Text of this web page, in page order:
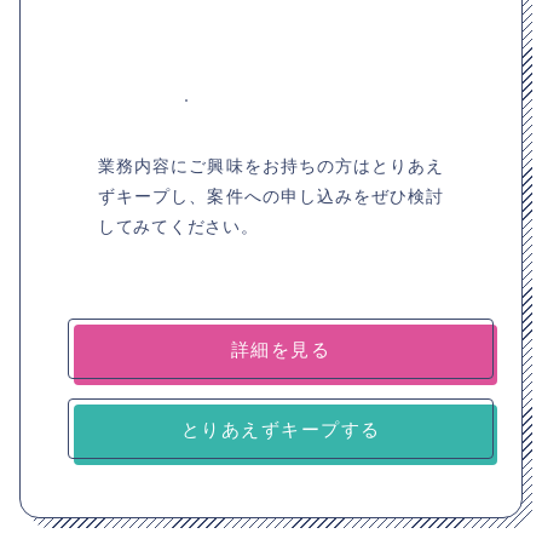
業務内容にご興味をお持ちの方はとりあえ
ずキープし、案件への申し込みをぜひ検討
してみてください。
詳細を見る
とりあえずキープする